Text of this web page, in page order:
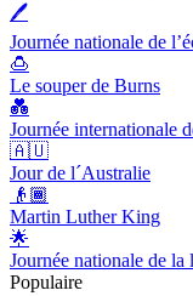
🖊
Journée nationale de
🍮
Le souper de Burns
💑
Journée internationale
🇦🇺
Jour de l´Australie
👴🏾
Martin Luther King
🌟
Journée nationale de la
Populaire